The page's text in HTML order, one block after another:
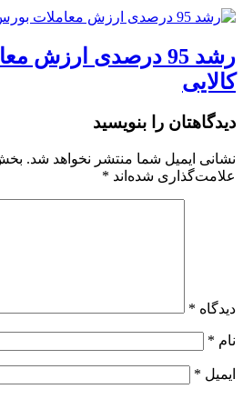
رشد 95 درصدی ارزش
کالایی
دیدگاهتان را بنویسید
نشانی ایمیل شما منتشر نخواهد شد.
علامت‌گذاری شده‌اند *
دیدگاه *
نام *
ایمیل *